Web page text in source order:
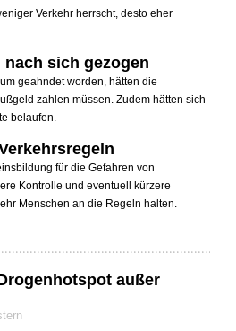
Verkehr herrscht, desto eher
sich gezogen
geahndet worden, hätten die
zahlen müssen. Zudem hätten sich
belaufen.
für die Gefahren von
Kontrolle und eventuell kürzere
Menschen an die Regeln halten.
außer